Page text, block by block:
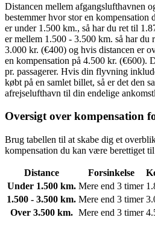
Distancen mellem afgangslufthavnen
bestemmer hvor stor en kompensation
er under 1.500 km., så har du ret til
er mellem 1.500 - 3.500 km. så har du
3.000 kr. (€400) og hvis distancen er
en kompensation på 4.500 kr. (€600).
pr. passagerer. Hvis din flyvning
købt på en samlet billet, så er det den
afrejselufthavn til din endelige
Oversigt over kompensation
Brug tabellen til at skabe dig et
kompensation du kan være berettiget til
Distance Forsinkelse
Under 1.500 km. Mere end 3 timer
1.500 - 3.500 km. Mere end 3 timer
Over 3.500 km. Mere end 3 timer